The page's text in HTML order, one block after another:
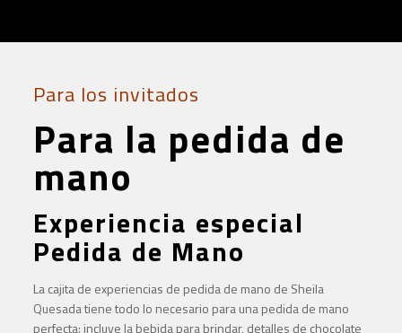
Para los invitados
Para la pedida de
mano
Experiencia especial
Pedida de Mano
La cajita de experiencias de pedida de mano de Sheila
Quesada tiene todo lo necesario para una pedida de mano
perfecta: incluye la bebida para brindar, detalles de chocolate